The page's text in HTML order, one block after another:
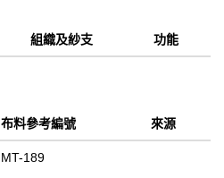
組織及紗支 功能
布料參考編號 來源
MT-189